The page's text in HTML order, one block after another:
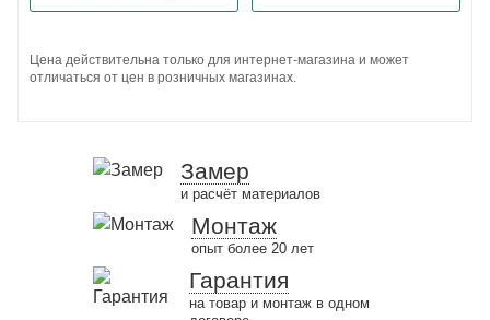
Цена действительна только для интернет-магазина и может
отличаться от цен в розничных магазинах.
Замер
и расчёт материалов
Монтаж
опыт более 20 лет
Гарантия
на товар и монтаж в одном